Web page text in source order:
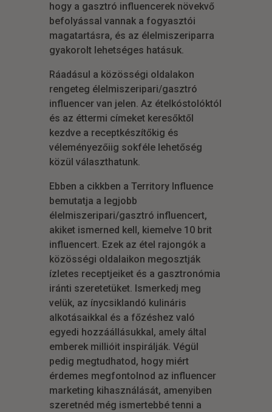
hogy a gasztró influencerek növekvő
befolyással vannak a fogyasztói
magatartásra, és az élelmiszeriparra
gyakorolt lehetséges hatásuk.
Ráadásul a közösségi oldalakon
rengeteg élelmiszeripari/gasztró
influencer van jelen. Az ételkóstolóktól
és az éttermi címeket keresőktől
kezdve a receptkészítőkig és
véleményezőiig sokféle lehetőség
közül választhatunk.
Ebben a cikkben a Territory Influence
bemutatja a legjobb
élelmiszeripari/gasztró influencert,
akiket ismerned kell, kiemelve 10 brit
influencert. Ezek az étel rajongók a
közösségi oldalaikon megosztják
ízletes receptjeiket és a gasztronómia
iránti szeretetüket. Ismerkedj meg
velük, az ínycsiklandó kulináris
alkotásaikkal és a főzéshez való
egyedi hozzáállásukkal, amely által
emberek millióit inspirálják. Végül
pedig megtudhatod, hogy miért
érdemes megfontolnod az influencer
marketing kihasználását, amenyiben
szeretnéd még ismertebbé tenni a